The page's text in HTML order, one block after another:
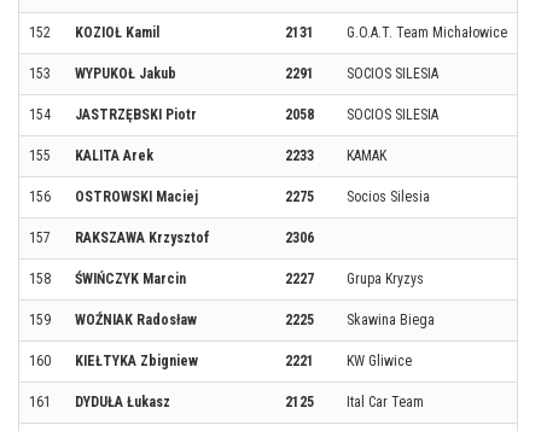
152 KOZIOŁ Kamil 2131 G.O.A.T. Team Michałowice
153 WYPUKOŁ Jakub 2291 SOCIOS SILESIA
154 JASTRZĘBSKI Piotr 2058 SOCIOS SILESIA
155 KALITA Arek 2233 KAMAK
156 OSTROWSKI Maciej 2275 Socios Silesia
157 RAKSZAWA Krzysztof 2306
158 ŚWIŃCZYK Marcin 2227 Grupa Kryzys
159 WOŹNIAK Radosław 2225 Skawina Biega
160 KIEŁTYKA Zbigniew 2221 KW Gliwice
161 DYDUŁA Łukasz 2125 Ital Car Team